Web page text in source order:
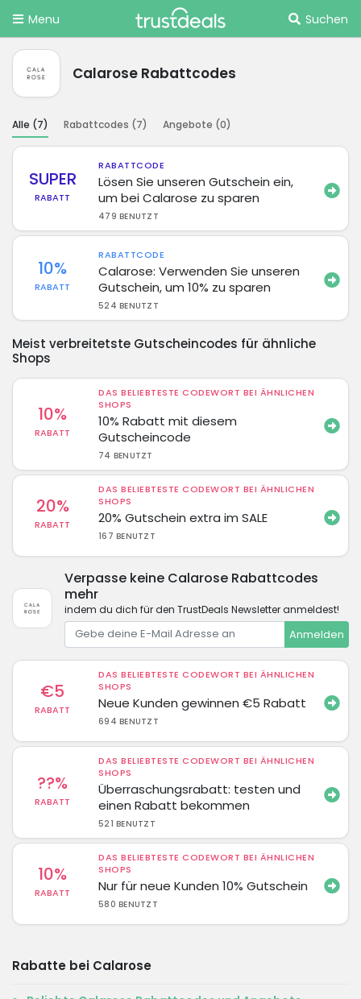
Menu Suchen
Calarose Rabattcodes
Alle (7) Rabattcodes (7) Angebote (0)
SUPER
RABATT
RABATTCODE
Lösen Sie unseren Gutschein ein,
um bei Calarose zu sparen
479 BENUTZT
10%
RABATT
RABATTCODE
Calarose: Verwenden Sie unseren
Gutschein, um 10% zu sparen
524 BENUTZT
Meist verbreitetste Gutscheincodes für ähnliche
Shops
10%
RABATT
DAS BELIEBTESTE CODEWORT BEI ÄHNLICHEN
SHOPS
10% Rabatt mit diesem
Gutscheincode
74 BENUTZT
20%
RABATT
DAS BELIEBTESTE CODEWORT BEI ÄHNLICHEN
SHOPS
20% Gutschein extra im SALE
167 BENUTZT
Verpasse keine Calarose Rabattcodes
mehr
indem du dich für den TrustDeals Newsletter anmeldest!
Anmelden
€5
RABATT
DAS BELIEBTESTE CODEWORT BEI ÄHNLICHEN
SHOPS
Neue Kunden gewinnen €5 Rabatt
694 BENUTZT
??%
RABATT
DAS BELIEBTESTE CODEWORT BEI ÄHNLICHEN
SHOPS
Überraschungsrabatt: testen und
einen Rabatt bekommen
521 BENUTZT
10%
RABATT
DAS BELIEBTESTE CODEWORT BEI ÄHNLICHEN
SHOPS
Nur für neue Kunden 10% Gutschein
580 BENUTZT
Rabatte bei Calarose